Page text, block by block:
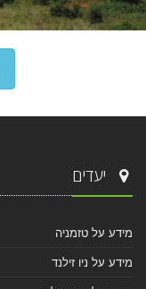
יעדים
מידע על טזמניה
מידע על ניו זילנד